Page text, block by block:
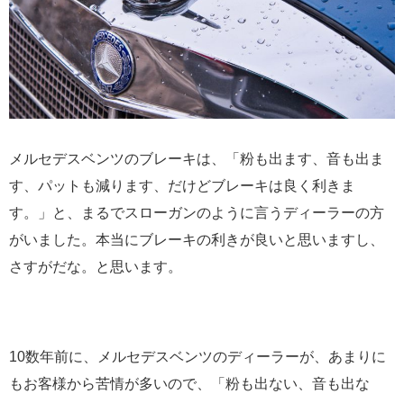
メルセデスベンツのブレーキは、「粉も出ます、音も出ま
す、パットも減ります、だけどブレーキは良く利きま
す。」と、まるでスローガンのように言うディーラーの方
がいました。本当にブレーキの利きが良いと思いますし、
さすがだな。と思います。
10数年前に、メルセデスベンツのディーラーが、あまりに
もお客様から苦情が多いので、「粉も出ない、音も出な